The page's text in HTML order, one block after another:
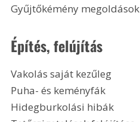
Gyűjtőkémény megoldások
Építés, felújítás
Vakolás saját kezűleg
Puha- és keményfák
Hidegburkolási hibák